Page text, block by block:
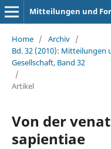
Home / Archiv /
Bd. 32 (2010): Mitteilungen
Gesellschaft, Band 32
/
Artikel
Von der
sapientiae